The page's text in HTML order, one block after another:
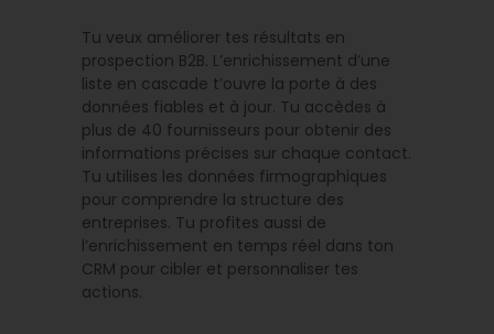
Tu veux améliorer tes résultats en
prospection B2B. L’enrichissement d’une
liste en cascade t’ouvre la porte à des
données fiables et à jour. Tu accèdes à
plus de 40 fournisseurs pour obtenir des
informations précises sur chaque contact.
Tu utilises les données firmographiques
pour comprendre la structure des
entreprises. Tu profites aussi de
l’enrichissement en temps réel dans ton
CRM pour cibler et personnaliser tes
actions.